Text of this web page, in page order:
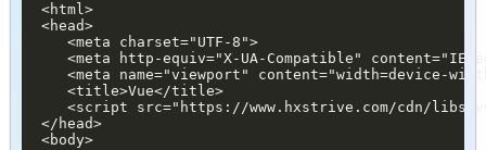
<html>
<head>
<meta charset="UTF-8">
<meta http-equiv="X-UA-Compatible"
<meta name="viewport" content="width=device-
<title>Vue</title>
<script src="https://www.hxstrive.com/cdn/libs/
</head>
<body>